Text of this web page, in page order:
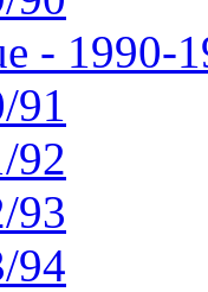
- 1990-
91
92
93
94